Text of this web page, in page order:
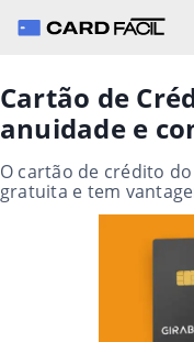
Cartão de
anuidade e
O cartão de crédito
gratuita e tem